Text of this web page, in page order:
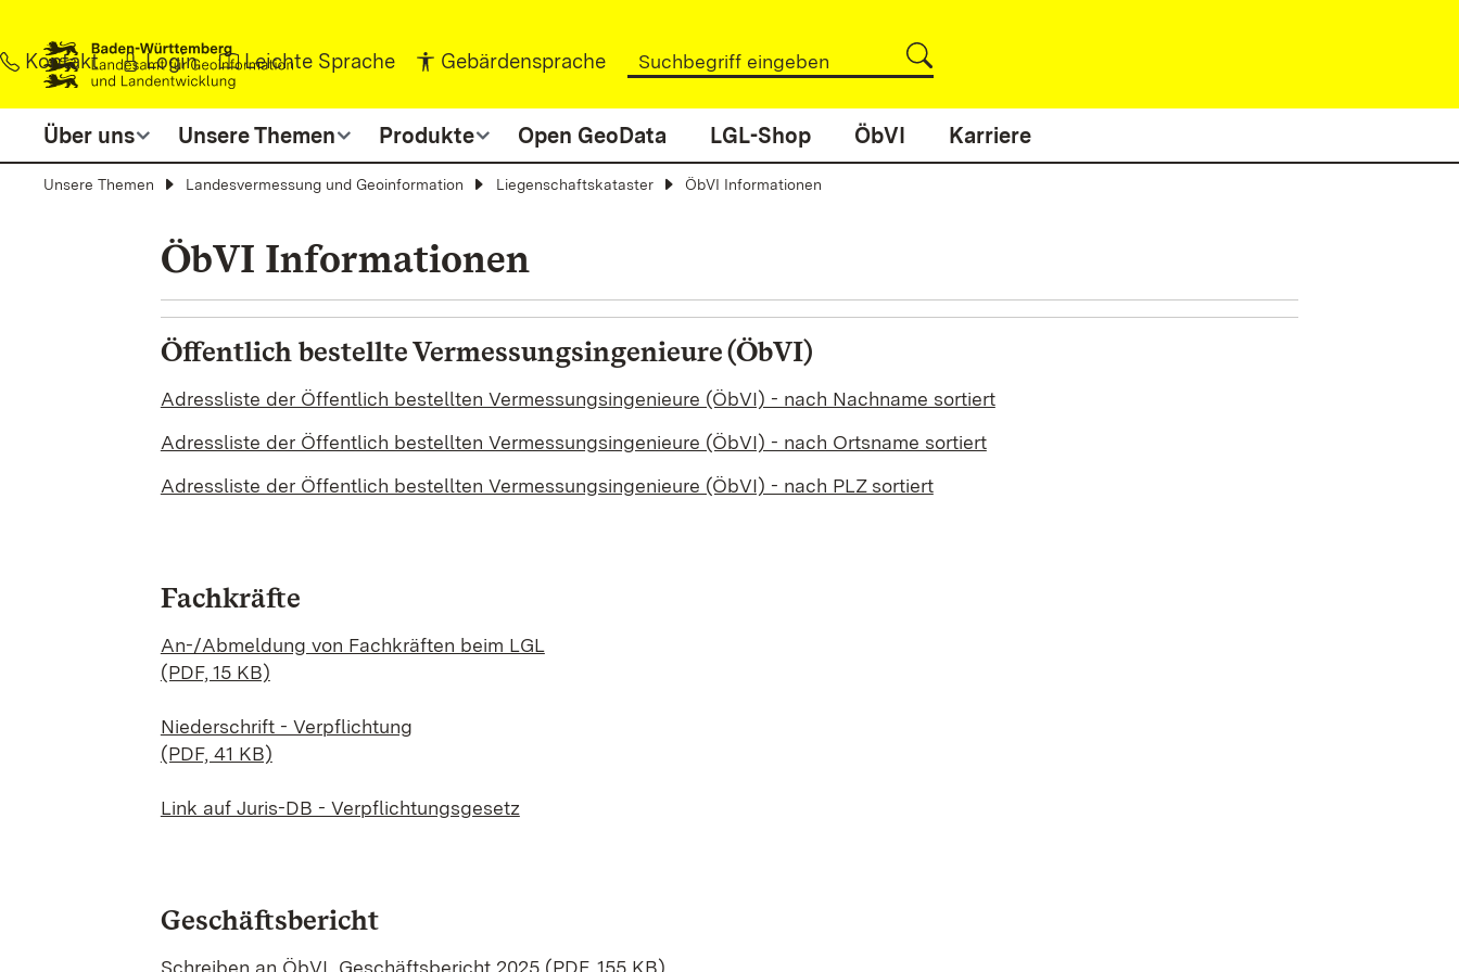
Kontakt Login Leichte Sprache Gebärdensprache
Über uns Unsere Themen Produkte Open GeoData LGL-Shop ÖbVI Karriere
Unsere Themen Landesvermessung und Geoinformation Liegenschaftskataster ÖbVI Informationen
ÖbVI Informationen
Öffentlich bestellte Vermessungsingenieure (ÖbVI)
Adressliste der Öffentlich bestellten Vermessungsingenieure (ÖbVI) - nach Nachname sortiert
Adressliste der Öffentlich bestellten Vermessungsingenieure (ÖbVI) - nach Ortsname sortiert
Adressliste der Öffentlich bestellten Vermessungsingenieure (ÖbVI) - nach PLZ sortiert
Fachkräfte
An-/Abmeldung von Fachkräften beim LGL
(PDF, 15 KB)
Niederschrift - Verpflichtung
(PDF, 41 KB)
Link auf Juris-DB - Verpflichtungsgesetz
Geschäftsbericht
Schreiben an ÖbVI_Geschäftsbericht 2025 (PDF, 155 KB)